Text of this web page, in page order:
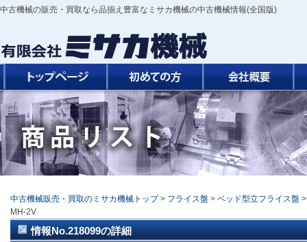
中古機械の販売・買取なら品揃え豊富なミサカ機械の中古機械情報(全国版)
中古機械販売・買取のミサカ機械トップ > フライス盤 > ベッド型立フライス盤
MH-2V
情報No.218099の詳細